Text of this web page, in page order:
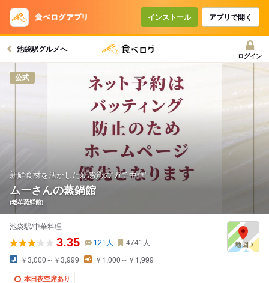
インストール アプリで開く
池袋駅グルメへ
ログイン
公式
新鮮食材を活かした新感覚の“ガチ中華”
ムーさんの蒸鍋館
(老牟蒸鮮館)
池袋駅/中華料理
3.35 121 人 4741 人
￥3,000～￥3,999 ￥1,000～￥1,999
本日夜空席あり
コースで使えるクーポン
戻る
クーポンを利用せず予約する